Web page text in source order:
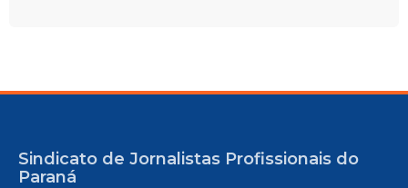
Sindicato de Jornalistas Profissionais do
Paraná